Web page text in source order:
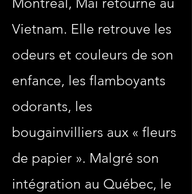
Montréal, Maï retourne au
Vietnam. Elle retrouve les
odeurs et couleurs de son
enfance, les flamboyants
odorants, les
bougainvilliers aux « fleurs
de papier ». Malgré son
intégration au Québec, le